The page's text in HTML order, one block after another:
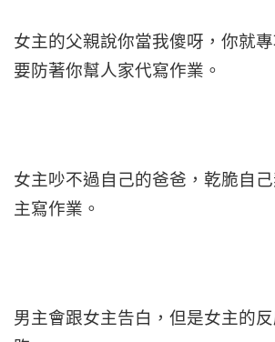
女主的父親說你當我傻呀，你就
要防著你幫人家代寫作業。
女主吵不過自己的爸爸，乾脆自
主寫作業。
男主會跟女主告白，但是女主的